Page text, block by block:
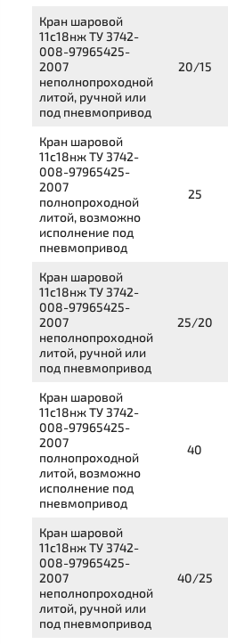
Кран шаровой
11с18нжТУ 3742-
008-97965425-
2007
неполнопроходной
литой, ручной или
под пневмопривод
20/15
Кран шаровой
11с18нжТУ 3742-
008-97965425-
2007
полнопроходной
литой, возможно
исполнение под
пневмопривод
25
Кран шаровой
11с18нжТУ 3742-
008-97965425-
2007
неполнопроходной
литой, ручной или
под пневмопривод
25/20
Кран шаровой
11с18нжТУ 3742-
008-97965425-
2007
полнопроходной
литой, возможно
исполнение под
пневмопривод
40
Кран шаровой
11с18нжТУ 3742-
008-97965425-
2007
неполнопроходной
литой, ручной или
под пневмопривод
40/25